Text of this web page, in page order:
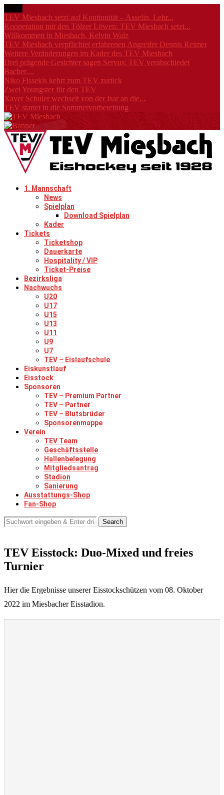
TEV Miesbach setzt auf Kontinuität – Asselin, Lehr...
Kooperation mit den Tölzer Löwen: TEV Miesbach setzt...
Willkommen in Miesbach, Kelvin Walz
TEV Miesbach verpflichtet erfahrenen Angreifer Dennis Reimer
Weitere Veränderungen im Kader des TEV Miesbach
Drei prägende Gesichter sagen Servus: TEV verabschiedet
Bacher,...
Niko Fissekis kehrt zum TEV zurück
Zwei Youngster für den TEV
Xaver Schuler wechselt von der Isar an die...
TEV startet in die Sommervorbereitung
1. Mannschaft
News
Spielplan
Download Spielplan
Kader
Tickets
Ticketshop
Dauerkarte
Hospitality / VIP
Ticket-Preise
Bezirksliga
Nachwuchs
U20
U17
U15
U13
U11
U9
U7
TEV – Eislaufschule
Eiskunstlauf
Eisstock
Sponsoren
TEV – Premium Partner
TEV – Partner
TEV – Blutsbrüder
Sponsorenmappe
Verein
TEV Team
Geschäftsstelle
Hallenbelegung
Mitgliedsantrag
Stadion
Sanierung
Ausstattungs-Shop
Fan-Shop
Search
TEV Eisstock: Duo-Mixed und freies
Turnier
Hier die Ergebnisse unserer Eisstockschützen vom 08. Oktober
2022 im Miesbacher Eisstadion.